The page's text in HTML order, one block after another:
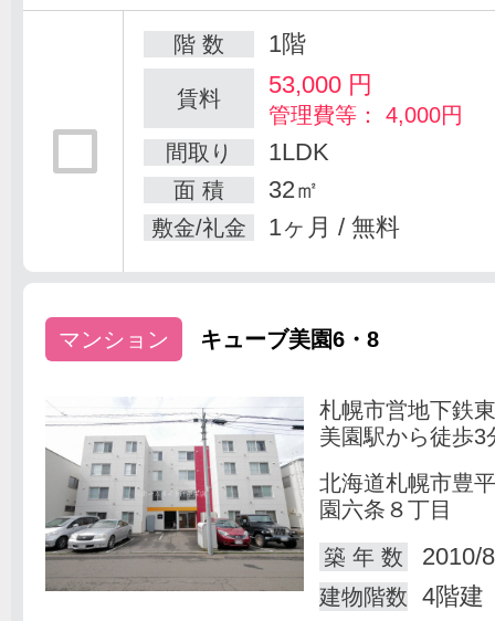
階 数 1階
賃料 53,000円
管理費等： 4,000円
間取り
1LDK
面 積 32㎡
敷金/礼金 1ヶ月 / 無料
マンション キューブ美園6・8
札幌市営地下鉄
美園駅から徒歩3
北海道札幌市豊
園六条８丁目
築 年 数
2010/
建物階数 4階建